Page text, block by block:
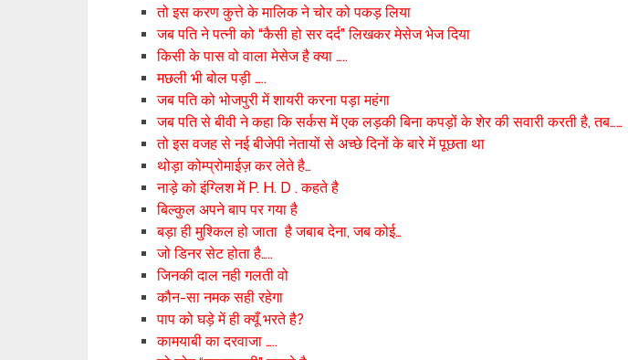
तो इस करण कुत्ते के मालिक ने चोर को पकड़ लिया
जब पति ने पत्नी को “कैसी हो सर दर्द” लिखकर मेसेज भेज दिया
किसी के पास वो वाला मेसेज है क्या …..
मछली भी बोल पड़ी …..
जब पति को भोजपुरी में शायरी करना पड़ा महंगा
जब पति से बीवी ने कहा कि सर्कस में एक लड़की बिना कपड़ों के शेर की सवारी करती है, तब……
तो इस वजह से नई बीजेपी नेतायों से अच्छे दिनों के बारे में पूछता था
थोड़ा कोम्प्रोमाईज़ कर लेते है…
नाड़े को इंग्लिश में P. H. D . कहते है
बिल्कुल अपने बाप पर गया है
बड़ा ही मुश्किल हो जाता है जबाब देना, जब कोई…
जो डिनर सेट होता है…..
जिनकी दाल नही गलती वो
कौन-सा नमक सही रहेगा
पाप को घड़े में ही क्यूँ भरते है?
कामयाबी का दरवाजा …..